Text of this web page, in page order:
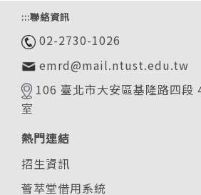
:::聯絡資訊
02-2730-1026
emrd@mail.ntust.edu.tw
106 臺北市大安區基隆路四
室
熱門連結
招生資訊
薈萃堂借用系統